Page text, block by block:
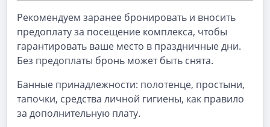
Рекомендуем заранее бронировать и вносить
предоплату за посещение комплекса, чтобы
гарантировать ваше место в праздничные дни.
Без предоплаты бронь может быть снята.
Банные принадлежности: полотенце, простыни,
тапочки, средства личной гигиены, как правило
за дополнительную плату.